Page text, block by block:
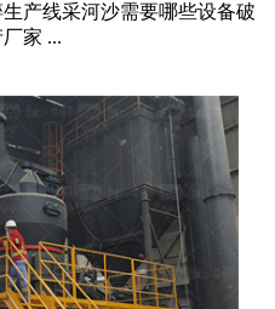
产线采河沙需要哪些设备破
家 ...